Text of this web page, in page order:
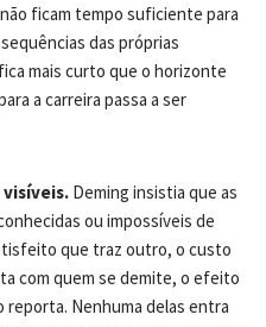
ficam tempo suficiente para
das próprias
mais curto que o horizonte
a carreira passa a ser
visíveis. Deming insistia que as
ou impossíveis de
que traz outro, o custo
com quem se demite, o efeito
reporta. Nenhuma delas entra